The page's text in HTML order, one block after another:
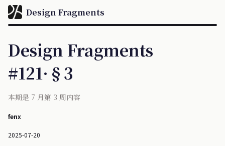
Design Fragments
Design Fragments
#121·§3
本期是 7 月第 3 周内容
fenx
2025-07-20